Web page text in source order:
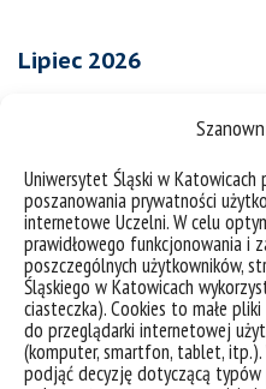
Uniwersytet Śląski w Katowicach
poszanowania prywatności
internetowe Uczelni. W celu
prawidłowego funkcjonowania i
poszczególnych użytkowników,
Śląskiego w Katowicach
ciasteczka). Cookies to małe
do przeglądarki internetowej
(komputer, smartfon, tablet,
podjąć decyzję dotyczącą
Lipiec 2026
08
„Filmowe środy w
edycja II”
kino |08.07.2026 -
Lipiec
01
„Lato na luzie –
spędź to lato z